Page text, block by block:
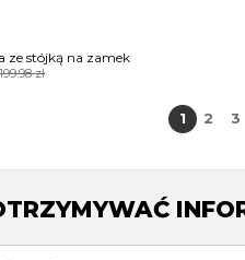
ze stójką na zamek
199.98zł
1 2 3